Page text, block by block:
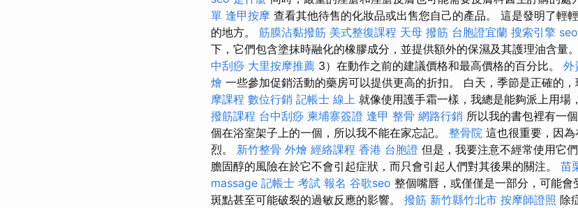
單 逢甲按摩 查看其他待售的化妝品或出售您自己的產品。 這是發明了輕
的地方。 筋膜沾黏撥筋 美式整復課程 天母 撥筋 台胞證宜蘭 搜索引擎
下，它們包含塗抹時融化的橡膠成分，並提供額外的保濕及其護理油含量。
中刮痧 大里按摩推薦 3）在動作之前的建議價格和最高價格的百分比。 外
燴 一些參加促銷活動的藥房可以提供更高的折扣。 白天，季節是正確的
摩課程 數位行銷 記帳士 線上 就像使用護手霜一樣，我總是能夠派上用場
撥筋課程 台中刮痧 柬埔寨簽證 逢甲 整骨 網路行銷 所以我的書包裡有一
個在浴室架子上的一個，所以我不能在家忘記。 整骨院 這也很重要，因
烈。 新竹整骨 外燴 經絡課程 香港 台胞證 但是，我要注意不經常使用它
膽固醇的風險在於它不會引起症狀，而只會引起人們對其後果的關注。 苗
massage 記帳士 考試 報名 谷歌seo 整個嘴唇，或僅僅是一部分，可能
斑點甚至可能破裂的過敏反應的影響。 撥筋 新竹縣竹北市 按摩師證照 除